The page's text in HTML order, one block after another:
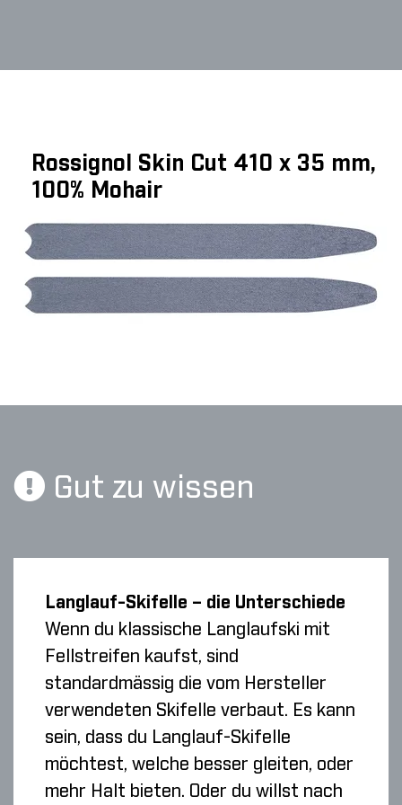
Rossignol Skin Cut 410 x 35 mm,
100% Mohair
Gut zu wissen
Langlauf-Skifelle – die Unterschiede
Wenn du klassische Langlaufski mit
Fellstreifen kaufst, sind
standardmässig die vom Hersteller
verwendeten Skifelle verbaut. Es kann
sein, dass du Langlauf-Skifelle
möchtest, welche besser gleiten, oder
mehr Halt bieten. Oder du willst nach